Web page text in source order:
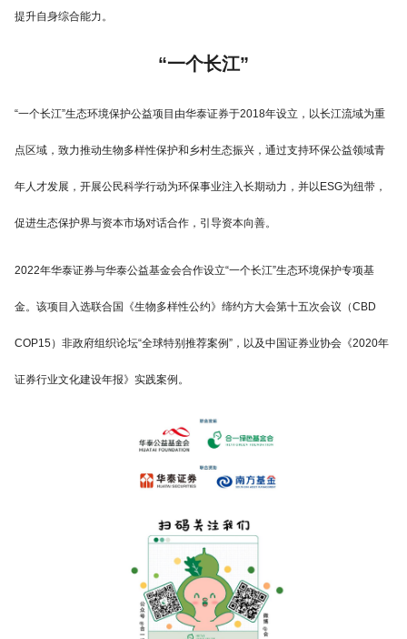
提升自身综合能力。
“一个长江”
“一个长江”生态环境保护公益项目由华泰证券于2018年设立，以长江流域为重
点区域，致力推动生物多样性保护和乡村生态振兴，通过支持环保公益领域青
年人才发展，开展公民科学行动为环保事业注入长期动力，并以ESG为纽带，
促进生态保护界与资本市场对话合作，引导资本向善。
2022年华泰证券与华泰公益基金会合作设立“一个长江”生态环境保护专项基
金。该项目入选联合国《生物多样性公约》缔约方大会第十五次会议（CBD
COP15）非政府组织论坛“全球特别推荐案例”，以及中国证券业协会《2020年
证券行业文化建设年报》实践案例。